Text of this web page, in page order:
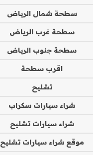
سطحة شمال الرياض
سطحة غرب الرياض
سطحة جنوب الرياض
اقرب سطحة
تشليح
شراء سيارات سكراب
شراء سيارات تشليح
موقع شراء سيارات تشليح